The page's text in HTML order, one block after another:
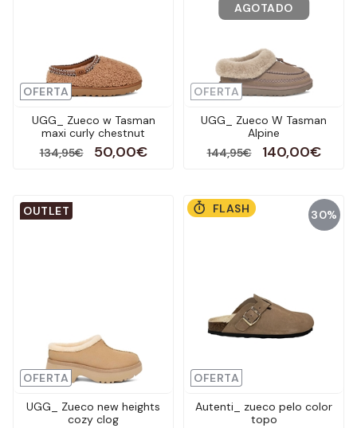
OFERTA
UGG_ Zueco w Tasman
maxi curly chestnut
134,95€
50,00€
OFERTA
AGOTADO
UGG_ Zueco W Tasman
Alpine
144,95€
140,00€
OFERTA
OUTLET
UGG_ Zueco new heights
cozy clog
30%
OFERTA
FLASH
Autenti_ zueco pelo color
topo